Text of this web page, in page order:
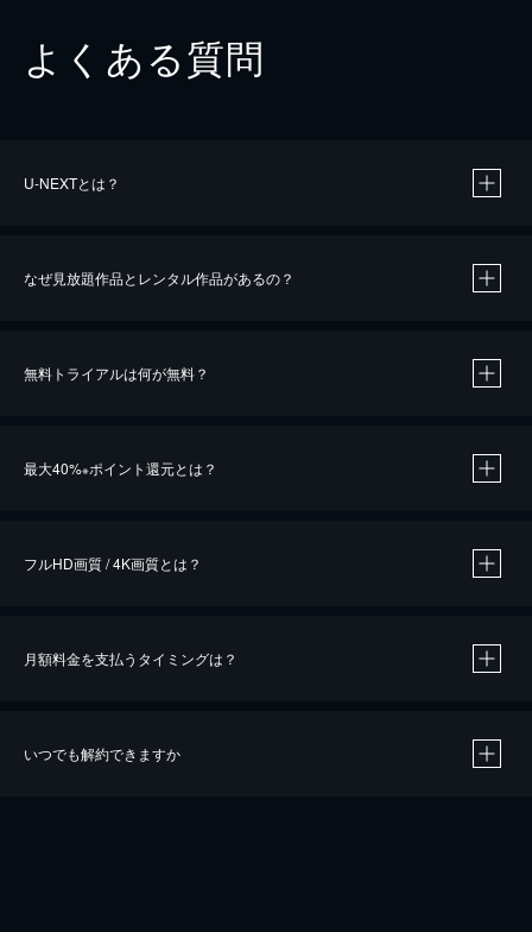
よくある質問
U-NEXTとは？
なぜ見放題作品とレンタル作品があるの？
無料トライアルは何が無料？
最大40%※ポイント還元とは？
※40％ポイント還元の対象は、クレジットカード決済による作品の購入 / レンタルです。
フルHD画質 / 4K画質とは？
月額料金を支払うタイミングは？
いつでも解約できますか